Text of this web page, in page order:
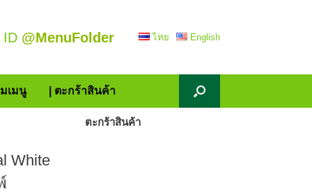
ID @MenuFolder ไทย English
เมนู | ตะกร้าสินค้า
White
ตะกร้าสินค้า